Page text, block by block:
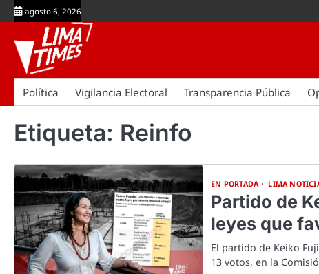
Skip
to
content
agosto 6, 2026
Política Vigilancia Electoral Transparencia Pública
Etiqueta: Reinfo
EN PORTADA LIMA
Partido de
leyes que
El partido de Keiko
13 votos, en la